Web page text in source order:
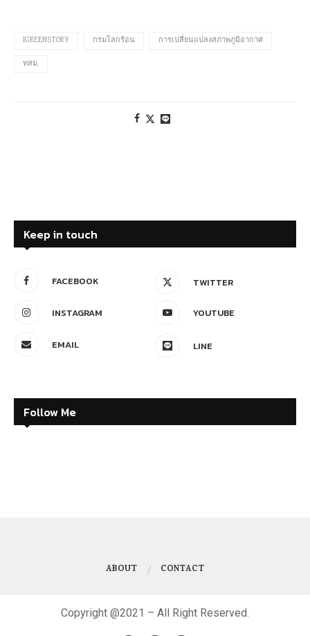
IGREENSTORY กรมโลกร้อน การเปลี่ยนแปลงสภาพภูมิอากาศ
ทสม.
Keep in touch
FACEBOOK TWITTER
INSTAGRAM YOUTUBE
EMAIL LINE
Follow Me
ABOUT CONTACT
Copyright @2021 – All Right Reserved.